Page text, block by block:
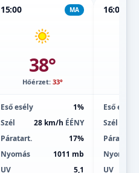
15:00 MA
38°
Hőérzet: 33°
Eső esély
1%
Szél
28 km/h ÉÉNY
Páratart.
17%
Nyomás
1011 mb
UV
5,1
16:00
Eső esély
Szél
Páratart.
Nyomás
UV